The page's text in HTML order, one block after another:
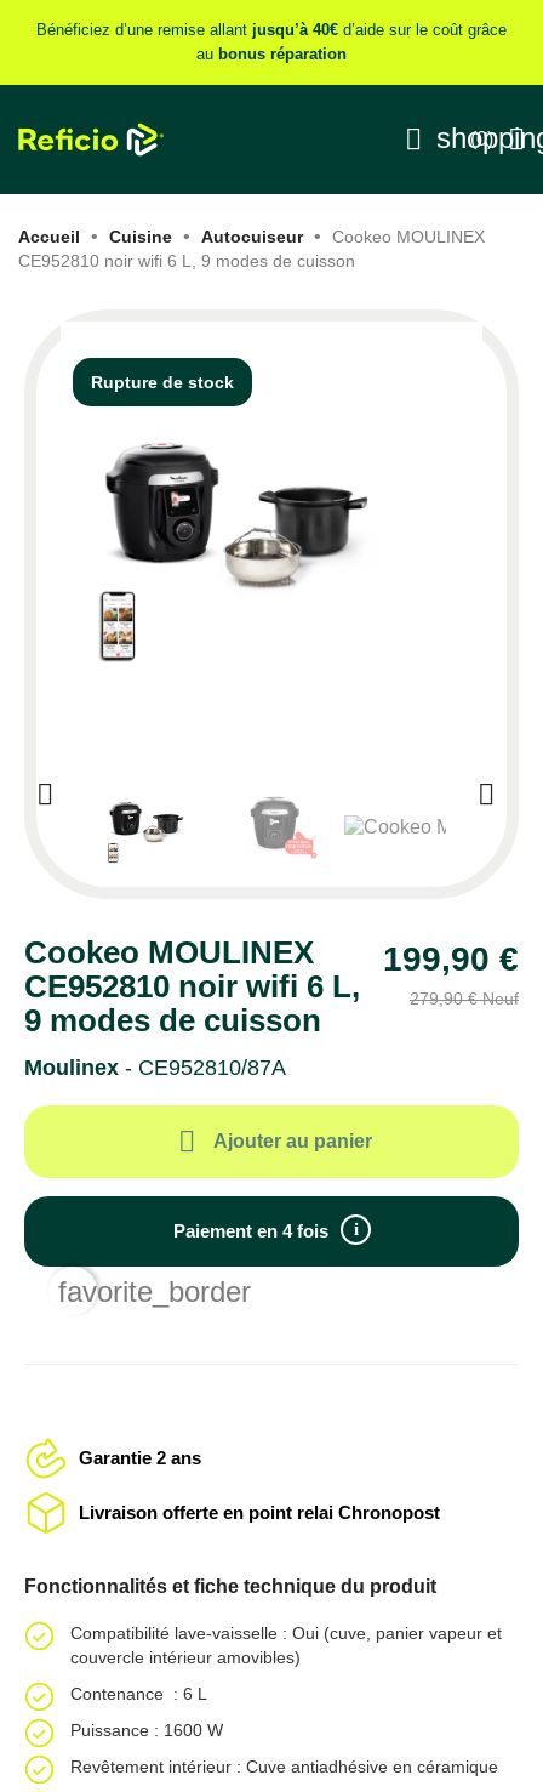
Bénéficiez d’une remise allant jusqu’à 40€ d’aide sur le coût grâce
au bonus réparation
 (0) 
Accueil Cuisine Autocuiseur
Cookeo MOULINEX
CE952810 noir wifi 6 L, 9 modes de cuisson
Rupture de stock
 
Cookeo MOULINEX
CE952810 noir wifi 6 L,
9 modes de cuisson
Moulinex - CE952810/87A
199,90 €
279,90 € Neuf
 Ajouter au panier
Paiement en 4 fois i
favorite_border
Garantie 2 ans
Livraison offerte en point relai Chronopost
Fonctionnalités et fiche technique du produit
Compatibilité lave-vaisselle : Oui (cuve, panier vapeur et
couvercle intérieur amovibles)
Contenance : 6 L
Puissance : 1600 W
Revêtement intérieur : Cuve antiadhésive en céramique